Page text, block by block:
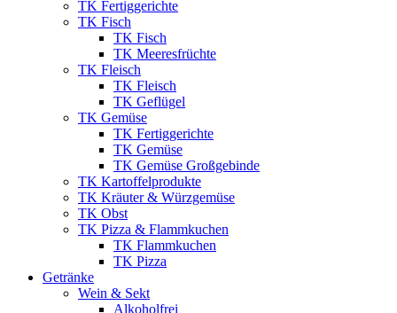
TK Fertiggerichte
TK Fisch
TK Fisch
TK Meeresfrüchte
TK Fleisch
TK Fleisch
TK Geflügel
TK Gemüse
TK Fertiggerichte
TK Gemüse
TK Gemüse Großgebinde
TK Kartoffelprodukte
TK Kräuter & Würzgemüse
TK Obst
TK Pizza & Flammkuchen
TK Flammkuchen
TK Pizza
Getränke
Wein & Sekt
Alkoholfrei